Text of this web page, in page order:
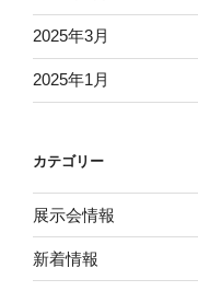
2025年3月
2025年1月
カテゴリー
展示会情報
新着情報